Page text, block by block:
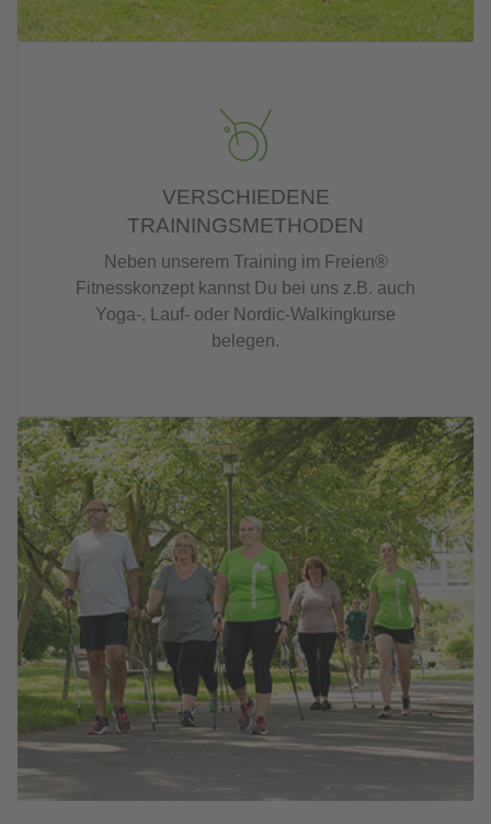
VERSCHIEDENE
TRAININGSMETHODEN
Neben unserem Training im Freien®
Fitnesskonzept kannst Du bei uns z.B. auch
Yoga-, Lauf- oder Nordic-Walkingkurse
belegen.